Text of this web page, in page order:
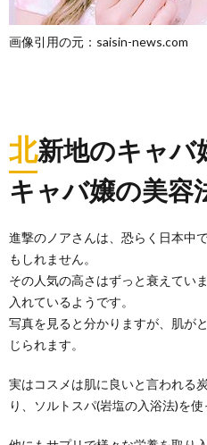
画像引用の元：saisin-news.com
北新地のキャバ
キャバ嬢の美容
進撃のノアさんは、恐らく日本中
もしれません。
その人気の高さはずっと衰えてい
入れているようです。
写真を見ると分かりますが、肌が
じられます。
実はコスメは肌に良いと言われる
り、ソルトスパ(岩塩の入浴法)を使